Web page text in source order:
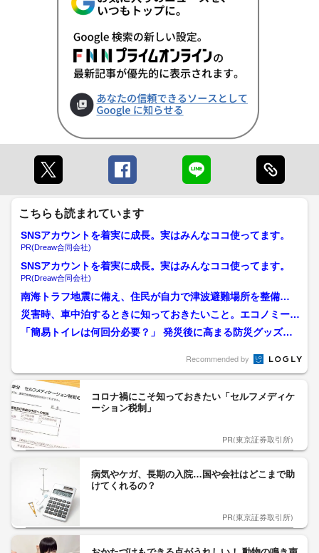
こちらも読まれています
SNSアカウントを着実に成長。実はみんなココ使ってます。
PR(Dreaw合同会社)
SNSアカウントを着実に成長。実はみんなココ使ってます。
PR(Dreaw合同会社)
南海トラフ地震に備え、住民が自力で津波避難場所を整備
「自分たちの地域は自分たち...
災害時、車中泊するときに知っておきたいこと。エコノミーク
ラス症候群対策と「非常時...
「簡易トイレは何回分必要？」 発災後に高まる防災グッズ需
Recommended by
コロナ禍にこそ知っておきたい「セルフメディケ
ーション税制」
PR(東京証券取引所)
病気やケガ、長期の入院…国や会社はどこまで助
けてくれるの？
PR(東京証券取引所)